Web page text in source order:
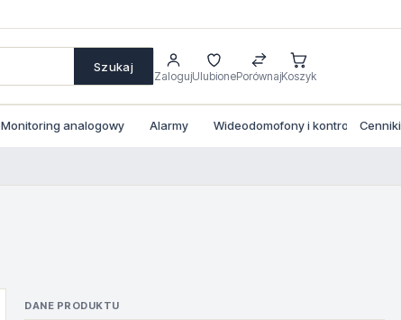
Szukaj
ZalogujUlubionePorównajKoszyk
Monitoring analogowy Alarmy Wideodomofony i kontrola dostepu
Cenniki
DANE PRODUKTU